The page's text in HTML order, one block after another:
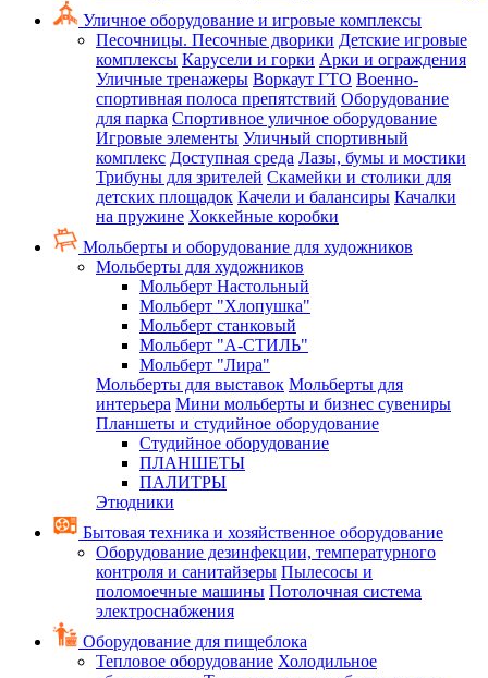
Уличное оборудование и игровые комплексы
Песочницы. Песочные дворики Детские игровые
комплексы Карусели и горки Арки и ограждения
Уличные тренажеры Воркаут ГТО Военно-
спортивная полоса препятствий Оборудование
для парка Спортивное уличное оборудование
Игровые элементы Уличный спортивный
комплекс Доступная среда Лазы, бумы и мостики
Трибуны для зрителей Скамейки и столики для
детских площадок Качели и балансиры Качалки
на пружине Хоккейные коробки
Мольберты и оборудование для художников
Мольберты для художников
Мольберт Настольный
Мольберт "Хлопушка"
Мольберт станковый
Мольберт "А-СТИЛЬ"
Мольберт "Лира"
Мольберты для выставок Мольберты для
интерьера Мини мольберты и бизнес сувениры
Планшеты и студийное оборудование
Студийное оборудование
ПЛАНШЕТЫ
ПАЛИТРЫ
Этюдники
Бытовая техника и хозяйственное оборудование
Оборудование дезинфекции, температурного
контроля и санитайзеры Пылесосы и
поломоечные машины Потолочная система
электроснабжения
Оборудование для пищеблока
Тепловое оборудование Холодильное